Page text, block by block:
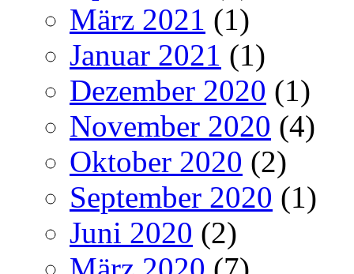
März 2021 (1)
Januar 2021 (1)
Dezember 2020 (1)
November 2020 (4)
Oktober 2020 (2)
September 2020 (1)
Juni 2020 (2)